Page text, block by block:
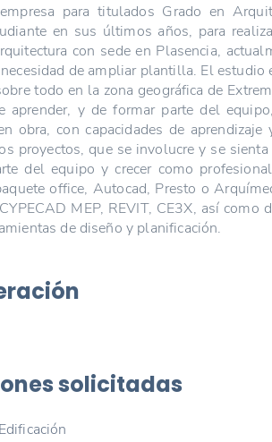
para titulados Grado en
en sus últimos años, para
con sede en Plasencia,
de ampliar plantilla. El estudio
todo en la zona geográfica de
aprender, y de formar parte del
obra, con capacidades de
proyectos, que se involucre y se
del equipo y crecer como
office, Autocad, Presto o
MEP, REVIT, CE3X, así
de diseño y planificación.
solicitadas